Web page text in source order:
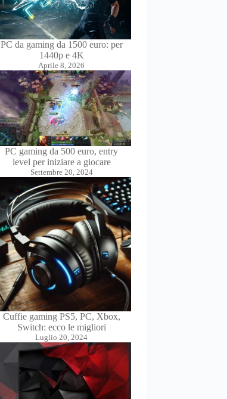
PC da gaming da 1500 euro: per
1440p e 4K
Aprile 8, 2026
PC gaming da 500 euro, entry
level per iniziare a giocare
Settembre 20, 2024
Cuffie gaming PS5, PC, Xbox,
Switch: ecco le migliori
Luglio 20, 2024